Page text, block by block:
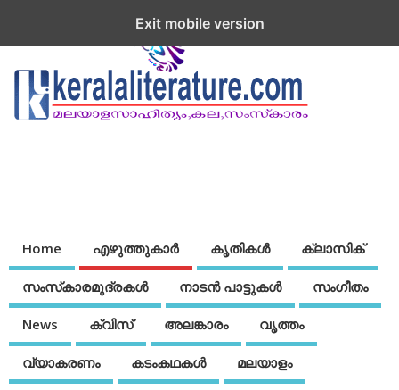
Home എഴുത്തുകാര്‍ കൃതികൾ ക്ലാസിക്
സംസ്‌കാരമുദ്രകള്‍ നാടന്‍ പാട്ടുകള്‍ സംഗീതം
News ക്വിസ് അലങ്കാരം വൃത്തം
വ്യാകരണം കടംകഥകള്‍ മലയാളം
Exit mobile version